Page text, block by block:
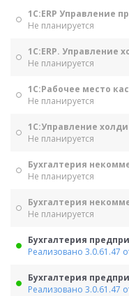
1С:ERP Управление
Не планируется
1С:ERP. Управление
Не планируется
1С:Рабочее место
Не планируется
1С:Управление
Не планируется
Бухгалтерия
Не планируется
Бухгалтерия
Не планируется
Бухгалтерия
Реализовано 3.0.61.47
Бухгалтерия
Реализовано 3.0.61.47